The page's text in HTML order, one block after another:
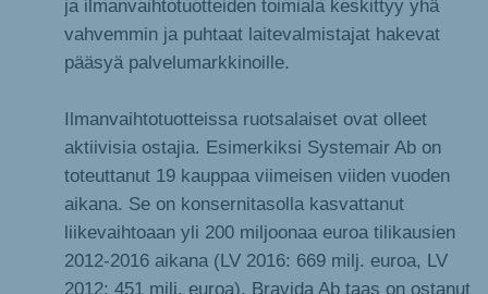
ja ilmanvaihtotuotteiden toimiala keskittyy yhä
vahvemmin ja puhtaat laitevalmistajat hakevat
pääsyä palvelumarkkinoille.
Ilmanvaihtotuotteissa ruotsalaiset ovat olleet
aktiivisia ostajia. Esimerkiksi Systemair Ab on
toteuttanut 19 kauppaa viimeisen viiden vuoden
aikana. Se on konsernitasolla kasvattanut
liikevaihtoaan yli 200 miljoonaa euroa tilikausien
2012-2016 aikana (LV 2016: 669 milj. euroa, LV
2012: 451 milj. euroa). Bravida Ab taas on ostanut